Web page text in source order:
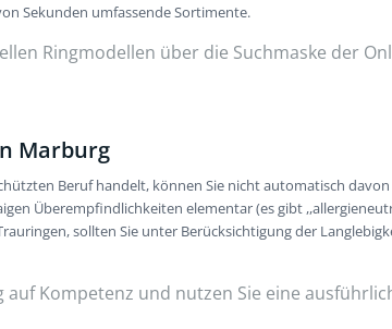
Sekunden umfassende Sortimente.
Ringmodellen über die Suchmaske der
Marburg
Beruf handelt, können Sie nicht automatisch
Überempfindlichkeiten elementar (es gibt
sollten Sie unter Berücksichtigung der
Kompetenz und nutzen Sie eine